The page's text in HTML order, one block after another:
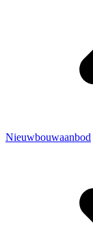
Nieuwbouwaanbod